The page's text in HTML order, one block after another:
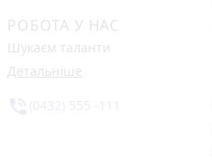
РОБОТА У НАС
Шукаєм таланти
Детальніше